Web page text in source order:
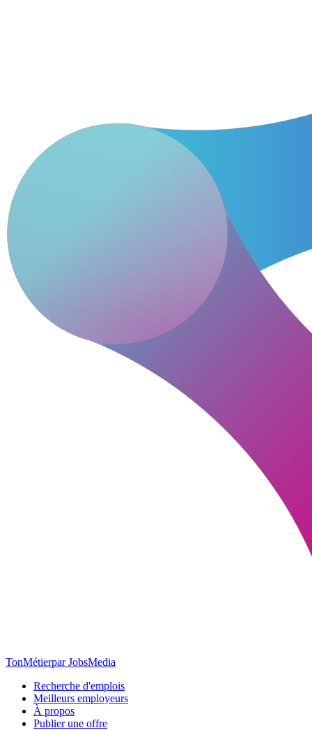
TonMétierpar JobsMedia
Recherche d'emplois
Meilleurs employeurs
À propos
Publier une offre